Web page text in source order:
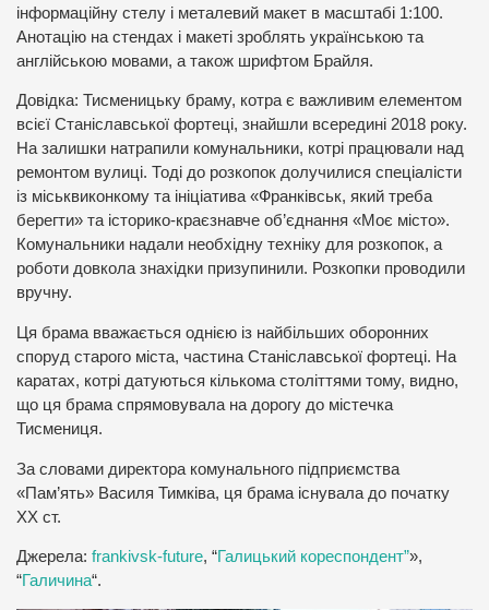
інформаційну стелу і металевий макет в масштабі 1:100.
Анотацію на стендах і макеті зроблять українською та
англійською мовами, а також шрифтом Брайля.
Довідка: Тисменицьку браму, котра є важливим елементом
всієї Станіславської фортеці, знайшли всередині 2018 року.
На залишки натрапили комунальники, котрі працювали над
ремонтом вулиці. Тоді до розкопок долучилися спеціалісти
із міськвиконкому та ініціатива «Франківськ, який треба
берегти» та історико-краєзнавче об’єднання «Моє місто».
Комунальники надали необхідну техніку для розкопок, а
роботи довкола знахідки призупинили. Розкопки проводили
вручну.
Ця брама вважається однією із найбільших оборонних
споруд старого міста, частина Станіславської фортеці. На
каратах, котрі датуються кількома століттями тому, видно,
що ця брама спрямовувала на дорогу до містечка
Тисмениця.
За словами директора комунального підприємства
«Пам’ять» Василя Тимківа, ця брама існувала до початку
ХХ ст.
Джерела: frankivsk-future, “Галицький кореспондент”»,
“Галичина“.